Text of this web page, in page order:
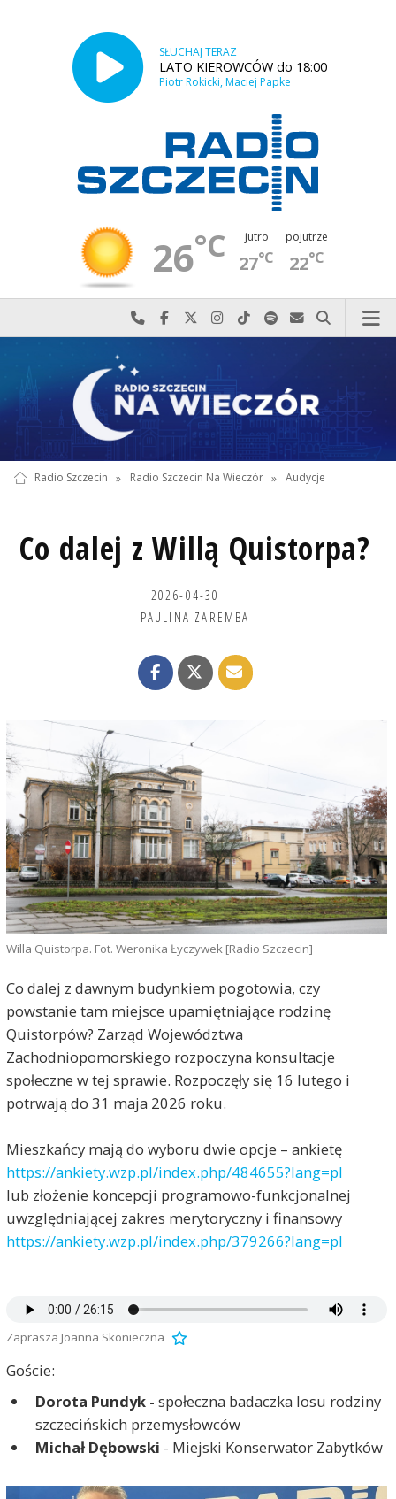
SŁUCHAJ TERAZ
LATO KIEROWCÓW do 18:00
Piotr Rokicki, Maciej Papke
26°C jutro
27°C
pojutrze
22°C
Najlepiej po prostu do nas zadzwoń
Odwiedź nas na Facebook-u
Odwiedź nas na X
Odwiedź nas na Instagram-ie
Odwiedź nas na TikTok-u
Szukaj nas na Spotify
Wyślij do nas
Szukaj
Radio Szczecin » Radio Szczecin Na Wieczór » Audycje
Co dalej z Willą Quistorpa?
2026-04-30
PAULINA ZAREMBA
Willa Quistorpa. Fot. Weronika Łyczywek [Radio Szczecin]
Co dalej z dawnym budynkiem pogotowia, czy
powstanie tam miejsce upamiętniające rodzinę
Quistorpów? Zarząd Województwa
Zachodniopomorskiego rozpoczyna konsultacje
społeczne w tej sprawie. Rozpoczęły się 16 lutego i
potrwają do 31 maja 2026 roku.
Mieszkańcy mają do wyboru dwie opcje – ankietę
https://ankiety.wzp.pl/index.php/484655?lang=pl
lub złożenie koncepcji programowo-funkcjonalnej
uwzględniającej zakres merytoryczny i finansowy
https://ankiety.wzp.pl/index.php/379266?lang=pl
Zaprasza Joanna Skonieczna
Goście:
Dorota Pundyk - społeczna badaczka losu rodziny
szczecińskich przemysłowców
Michał Dębowski - Miejski Konserwator Zabytków